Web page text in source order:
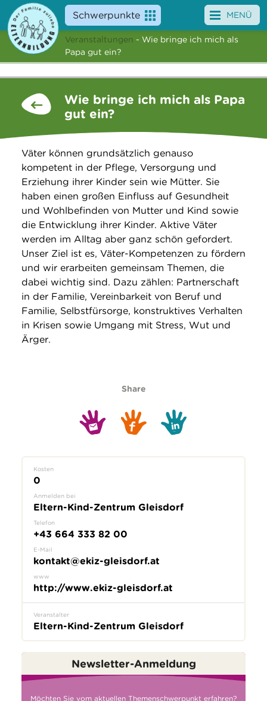
Schwerpunkte
Angebote
News
Über uns
Suche
MENÜ
Veranstaltungen - Wie bringe ich mich als
Papa gut ein?
Wie bringe ich mich als Papa
gut ein?
Väter können grundsätzlich genauso
kompetent in der Pflege, Versorgung und
Erziehung ihrer Kinder sein wie Mütter. Sie
haben einen großen Einfluss auf Gesundheit
und Wohlbefinden von Mutter und Kind sowie
die Entwicklung ihrer Kinder. Aktive Väter
werden im Alltag aber ganz schön gefordert.
Unser Ziel ist es, Väter-Kompetenzen zu fördern
und wir erarbeiten gemeinsam Themen, die
dabei wichtig sind. Dazu zählen: Partnerschaft
in der Familie, Vereinbarkeit von Beruf und
Familie, Selbstfürsorge, konstruktives Verhalten
in Krisen sowie Umgang mit Stress, Wut und
Ärger.
Share
Kosten
0
Anmelden bei
Eltern-Kind-Zentrum Gleisdorf
Telefon
+43 664 333 82 00
E-Mail
kontakt@ekiz-gleisdorf.at
www
http://www.ekiz-gleisdorf.at
Veranstalter
Eltern-Kind-Zentrum Gleisdorf
Newsletter-Anmeldung
Möchten Sie vom aktuellen Themenschwerpunkt erfahren?